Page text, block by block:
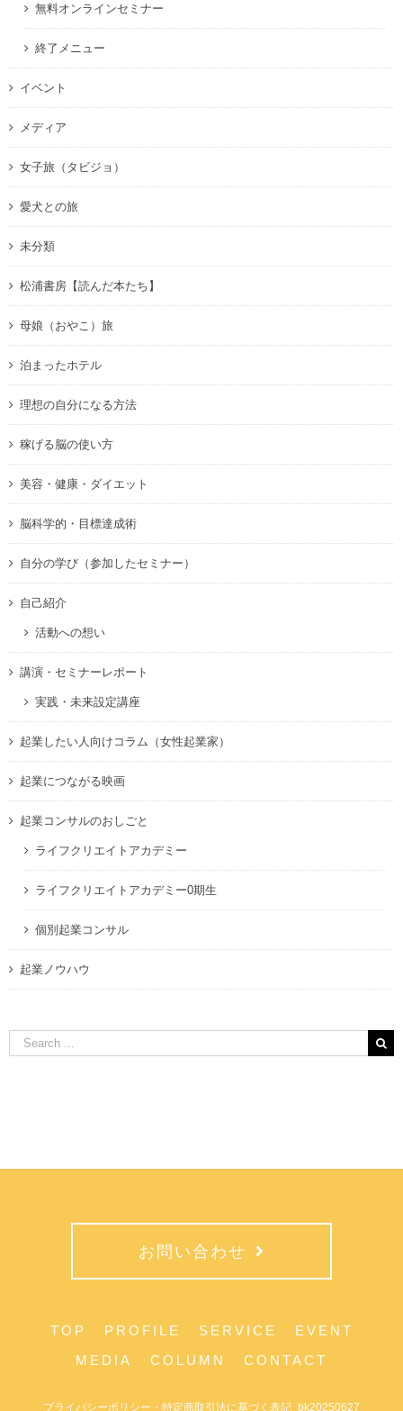
無料オンラインセミナー
終了メニュー
イベント
メディア
女子旅（タビジョ）
愛犬との旅
未分類
松浦書房【読んだ本たち】
母娘（おやこ）旅
泊まったホテル
理想の自分になる方法
稼げる脳の使い方
美容・健康・ダイエット
脳科学的・目標達成術
自分の学び（参加したセミナー）
自己紹介
活動への想い
講演・セミナーレポート
実践・未来設定講座
起業したい人向けコラム（女性起業家）
起業につながる映画
起業コンサルのおしごと
ライフクリエイトアカデミー
ライフクリエイトアカデミー0期生
個別起業コンサル
起業ノウハウ
Search
for:
お問い合わせ
TOP PROFILE SERVICE
EVENT
MEDIA
COLUMN CONTACT
プライバシーポリシー・特定商取引法に基づく表記_bk20250627